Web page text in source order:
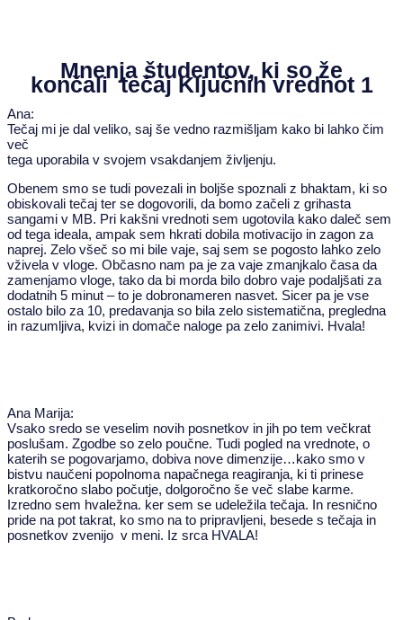
Mnenja študentov, ki so že
končali tečaj Ključnihvrednot 1
Ana:
Tečaj mi je dal veliko, saj še vedno razmišljam kako bi lahko čim
več
tega uporabila v svojem vsakdanjem življenju.
Obenem smo se tudi povezali in boljše spoznali z bhaktam, ki so
obiskovali tečaj ter se dogovorili, da bomo začeli z grihasta
sangami v MB. Pri kakšni vrednoti sem ugotovila kako daleč sem
od tega ideala, ampak sem hkrati dobila motivacijo in zagon za
naprej. Zelo všeč so mi bile vaje, saj sem se pogosto lahko zelo
vživela v vloge. Občasno nam pa je za vaje zmanjkalo časa da
zamenjamo vloge, tako da bi morda bilo dobro vaje podaljšati za
dodatnih 5 minut – to je dobronameren nasvet. Sicer pa je vse
ostalo bilo za 10, predavanja so bila zelo sistematična, pregledna
in razumljiva, kvizi in domače naloge pa zelo zanimivi. Hvala!
Ana Marija:
Vsako sredo se veselim novih posnetkov in jih po tem večkrat
poslušam. Zgodbe so zelo poučne. Tudi pogled na vrednote, o
katerih se pogovarjamo, dobiva nove dimenzije…kako smo v
bistvu naučeni popolnoma napačnega reagiranja, ki ti prinese
kratkoročno slabo počutje, dolgoročno še več slabe karme.
Izredno sem hvaležna. ker sem se udeležila tečaja. In resnično
pride na pot takrat, ko smo na to pripravljeni, besede s tečaja in
posnetkov zvenijo v meni. Iz srca HVALA!